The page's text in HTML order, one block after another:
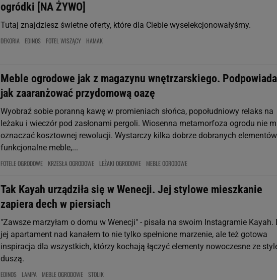
ogródki [NA ŻYWO]
Tutaj znajdziesz świetne oferty, które dla Ciebie wyselekcjonowałyśmy.
DEKORIA EDINOS FOTEL WISZĄCY HAMAK
Meble ogrodowe jak z magazynu wnętrzarskiego.
jak zaaranżować przydomową oazę
Wyobraź sobie poranną kawę w promieniach słońca, popołudniowy relaks na
leżaku i wieczór pod zasłonami pergoli. Wiosenna metamorfoza ogrodu nie
oznaczać kosztownej rewolucji. Wystarczy kilka dobrze dobranych
funkcjonalne meble,...
FOTELE OGRODOWE KRZESŁA OGRODOWE LEŻAKI OGRODOWE MEBLE OGRODOWE
Tak Kayah urządziła się w Wenecji. Jej stylowe mieszkanie
zapiera dech w piersiach
"Zawsze marzyłam o domu w Wenecji" - pisała na swoim Instagramie Kayah.
jej apartament nad kanałem to nie tylko spełnione marzenie, ale też gotowa
inspiracja dla wszystkich, którzy kochają łączyć elementy nowoczesne ze
duszą.
EDINOS LAMPA MEBLE OGRODOWE STOLIK